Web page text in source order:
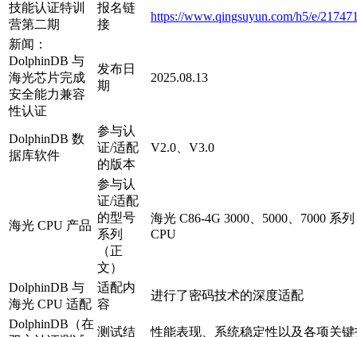
技能认证特训
营第二期
报名链
接
https://www.qingsuyun.com/h5/e/
新闻：
DolphinDB 与
海光芯片完成
安全能力兼容
性认证
发布日
期
2025.08.13
DolphinDB 数
据库软件
参与认
证/适配
的版本
V2.0、V3.0
海光 CPU 产品
参与认
证/适配
的型号
系列
（正
文）
海光 C86-4G 3000、5000、7000 系列
CPU
DolphinDB 与
海光 CPU 适配
适配内
容
进行了密码技术的深度适配
DolphinDB（在
测试结 性能表现、系统稳定性以及各项关键